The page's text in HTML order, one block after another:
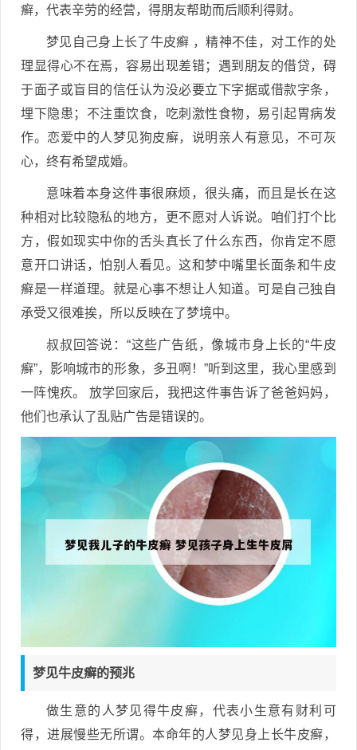
癣，代表辛劳的经营，得朋友帮助而后顺利得财。
梦见自己身上长了牛皮癣 ，精神不佳，对工作的处
理显得心不在焉，容易出现差错；遇到朋友的借贷，碍
于面子或盲目的信任认为没必要立下字据或借款字条，
埋下隐患；不注重饮食，吃刺激性食物，易引起胃病发
作。恋爱中的人梦见狗皮癣，说明亲人有意见，不可灰
心，终有希望成婚。
意味着本身这件事很麻烦，很头痛，而且是长在这
种相对比较隐私的地方，更不愿对人诉说。咱们打个比
方，假如现实中你的舌头真长了什么东西，你肯定不愿
意开口讲话，怕别人看见。这和梦中嘴里长面条和牛皮
癣是一样道理。就是心事不想让人知道。可是自己独自
承受又很难挨，所以反映在了梦境中。
叔叔回答说：“这些广告纸，像城市身上长的“牛皮
癣”，影响城市的形象，多丑啊！”听到这里，我心里感到
一阵愧疚。 放学回家后，我把这件事告诉了爸爸妈妈，
他们也承认了乱贴广告是错误的。
梦见牛皮癣的预兆
做生意的人梦见得牛皮癣，代表小生意有财利可
得，进展慢些无所谓。本命年的人梦见身上长牛皮癣，